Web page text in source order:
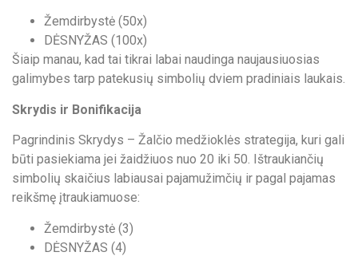
Žemdirbystė (50x)
DĖSNYŽAS (100x)
Šiaip manau, kad tai tikrai labai naudinga naujausiuosias
galimybes tarp patekusių simbolių dviem pradiniais laukais.
Skrydis ir Bonifikacija
Pagrindinis Skrydys – Žalčio medžioklės strategija, kuri gali
būti pasiekiama jei žaidžiuos nuo 20 iki 50. Ištraukiančių
simbolių skaičius labiausai pajamužimčių ir pagal pajamas
reikšmę įtraukiamuose:
Žemdirbystė (3)
DĖSNYŽAS (4)